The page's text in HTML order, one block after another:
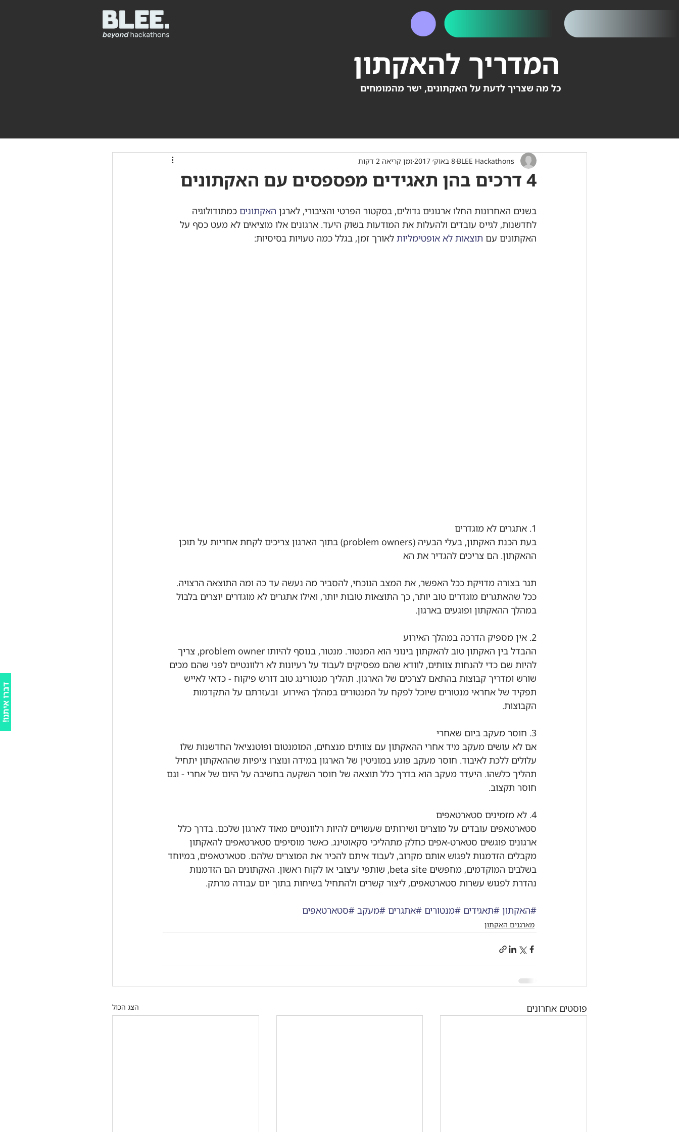
המדריך להאקתון
כל מה שצריך לדעת על האקתונים, ישר מהמומחים
!
ד
ב
ר
ו
א
י
ת
נ
ו
4 דרכים בהן תאגידים מפספסים עם האקתונים
BLEE Hackathons 8 באוק׳ 2017 זמן קריאה 2 דקות
בשנים האחרונות החלו ארגונים גדולים, בסקטור הפרטי והציבורי, לארגן האקתונים כמתודולוגיה
לחדשנות, לגייס עובדים ולהעלות את המודעות בשוק היעד. ארגונים אלו מוציאים לא מעט כסף על
האקתונים עם תוצאות לא אופטימליות לאורך זמן, בגלל כמה טעויות בסיסיות:
1. אתגרים לא מוגדרים
בעת הכנת האקתון, בעלי הבעיה (problem owners) בתוך הארגון צריכים לקחת אחריות על תוכן
ההאקתון. הם צריכים להגדיר את הא
תגר בצורה מדויקת ככל האפשר, את המצב הנוכחי, להסביר מה נעשה עד כה ומה התוצאה הרצויה.
ככל שהאתגרים מוגדרים טוב יותר, כך התוצאות טובות יותר, ואילו אתגרים לא מוגדרים יוצרים בלבול
במהלך ההאקתון ופוגעים בארגון.
2. אין מספיק הדרכה במהלך האירוע
ההבדל בין האקתון טוב להאקתון בינוני הוא המנטור. מנטור, בנוסף להיותו problem owner, צריך
להיות שם כדי להנחות צוותים, לוודא שהם מפסיקים לעבוד על רעיונות לא רלוונטיים לפני שהם מכים
שורש ומדריך קבוצות בהתאם לצרכים של הארגון. תהליך מנטורינג טוב דורש פיקוח - כדאי לאייש
תפקיד של אחראי מנטורים שיוכל לפקח על המנטורים במהלך האירוע  ובעזרתם על התקדמות
הקבוצות.
3. חוסר מעקב ביום שאחרי
אם לא עושים מעקב מיד אחרי ההאקתון עם צוותים מנצחים, המומנטום ופוטנציאל החדשנות שלו
עלולים ללכת לאיבוד. חוסר מעקב פוגע במוניטין של הארגון במידה ונוצרו ציפיות שההאקתון יתחיל
תהליך כלשהו. היעדר מעקב הוא בדרך כלל תוצאה של חוסר השקעה בחשיבה על היום של אחרי - וגם
חוסר תקצוב.
4. לא מזמינים סטארטאפים
סטארטאפים עובדים על מוצרים ושירותים שעשויים להיות רלוונטיים מאוד לארגון שלכם. בדרך כלל
ארגונים פוגשים סטארט-אפים כחלק מתהליכי סקאוטינג. כאשר מוסיפים סטארטאפים להאקתון
מקבלים הזדמנות לפגוש אותם מקרוב, לעבוד איתם להכיר את המוצרים שלהם. סטארטאפים, במיוחד
בשלבים המוקדמים, מחפשים beta site, שותפי עיצובי או לקוח ראשון. האקתונים הם הזדמנות
נהדרת לפגוש עשרות סטארטאפים, ליצור קשרים ולהתחיל בשיחות בתוך יום עבודה מרתק.
#האקתון #תאגידים #מנטורים #אתגרים #מעקב #סטארטאפים
מארגנים האקתון
פוסטים אחרונים הצג הכול